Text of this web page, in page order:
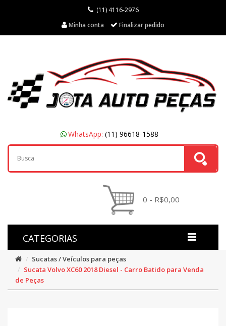
(11) 4116-2976
Minha conta
Finalizar pedido
WhatsApp: (11) 96618-1588
0 - R$0,00
CATEGORIAS
Sucatas / Veículos para peças
Sucata Volvo XC60 2018 Diesel - Carro Batido para Venda
de Peças